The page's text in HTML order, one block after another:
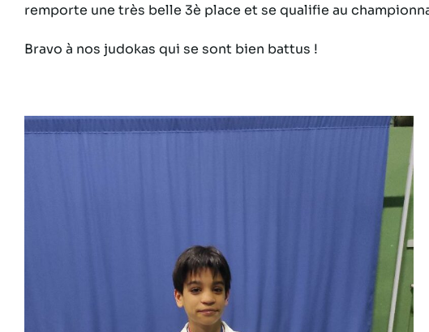
remporte une très belle 3è place et se qualifie au
Bravo à nos judokas qui se sont bien battus !